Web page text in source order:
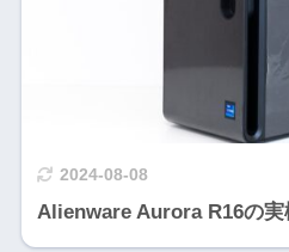
2024-08-08
Alienware Aurora R16の実